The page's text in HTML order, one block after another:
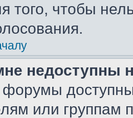
того, чтобы
недоступны
или группам